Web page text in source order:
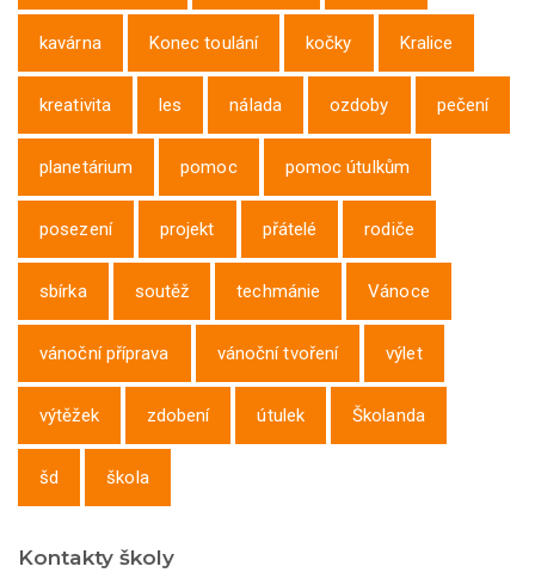
kavárna Konec toulání kočky Kralice
kreativita les nálada ozdoby pečení
planetárium pomoc pomoc útulkům
posezení projekt přátelé rodiče
sbírka soutěž techmánie Vánoce
vánoční příprava vánoční tvoření výlet
výtěžek zdobení útulek Školanda
šd škola
Kontakty školy